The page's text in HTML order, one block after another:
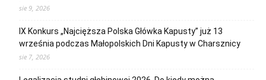
sie 9, 2026
IX Konkurs „Najcięższa Polska Główka Kapusty” już 13
września podczas Małopolskich Dni Kapusty w Charsznicy
sie 7, 2026